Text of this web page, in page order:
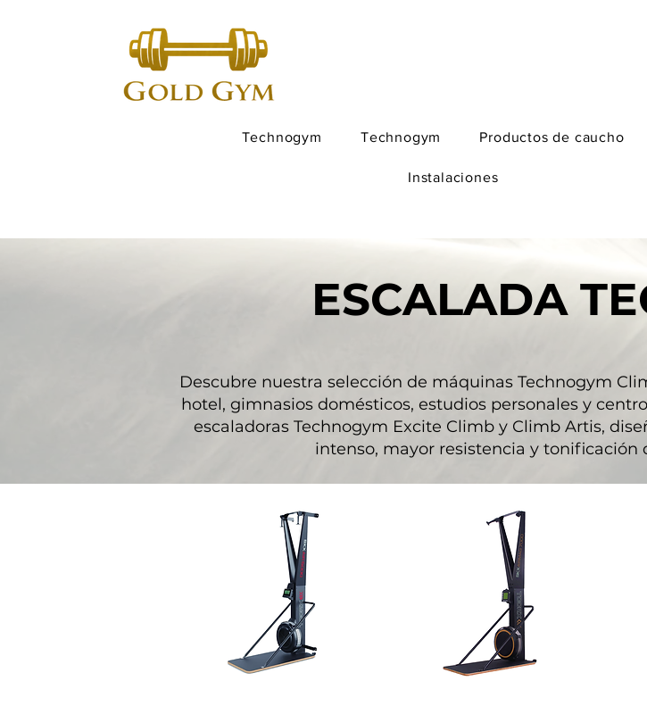
Technogym Technogym Productos de caucho
Instalaciones
ESCALADA
Descubre nuestra selección de máquinas Technogym
hotel, gimnasios domésticos, estudios personales y
escaladoras Technogym Excite Climb y Climb Artis,
intenso, mayor resistencia y tonificación